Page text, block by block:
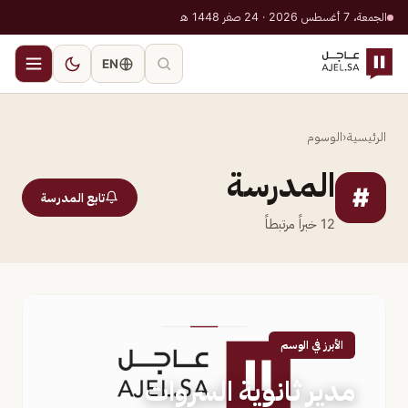
الجمعة، 7 أغسطس 2026 · 24 صفر 1448 هـ
EN
الرئيسية‹الوسوم
# المدرسة
12 خبراً مرتبطاً
تابع المدرسة
الأبرز في الوسم
مدير ثانوية السروات